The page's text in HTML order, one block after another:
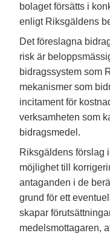
bolaget försätts i
enligt Riksgäldens
Det föreslagna
risk är
bidragssystem som
mekanismer som
incitament för
verksamheten som
bidragsmedel.
Riksgäldens förslag
möjlighet till
antaganden i de
grund för ett
skapar
medelsmottagaren,